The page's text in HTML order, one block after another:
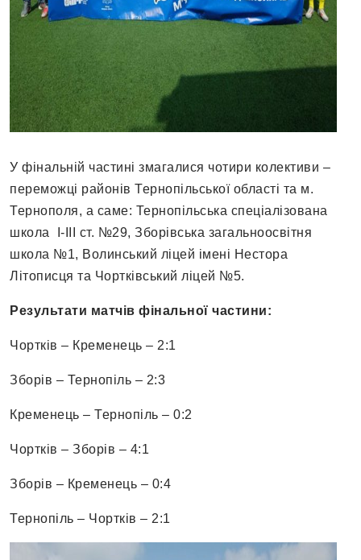
У фінальній частині змагалися чотири колективи –
переможці районів Тернопільської області та м.
Тернополя, а саме: Тернопільська спеціалізована
школа I-III ст. №29, Зборівська загальноосвітня
школа №1, Волинський ліцей імені Нестора
Літописця та Чортківський ліцей №5.
Результати матчів фінальної частини:
Чортків – Кременець – 2:1
Зборів – Тернопіль – 2:3
Кременець – Тернопіль – 0:2
Чортків – Зборів – 4:1
Зборів – Кременець – 0:4
Тернопіль – Чортків – 2:1